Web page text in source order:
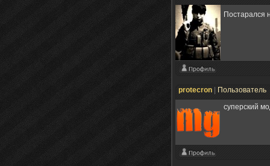
Постарался
protecron Пользователь
суперский